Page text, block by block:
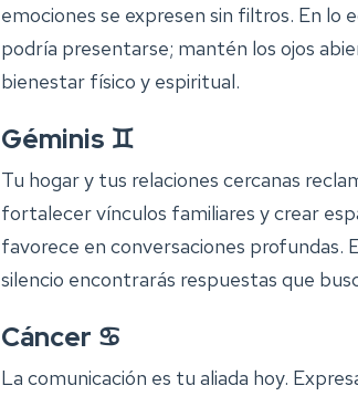
emociones se expresen sin filtros. En lo
podría presentarse; mantén los ojos
bienestar físico y espiritual.
Géminis ♊
Tu hogar y tus relaciones cercanas
fortalecer vínculos familiares y crear
favorece en conversaciones profundas.
silencio encontrarás respuestas que
Cáncer ♋
La comunicación es tu aliada hoy.